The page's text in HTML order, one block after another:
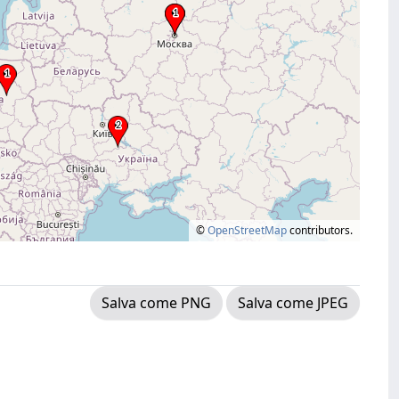
©OpenStreetMapcontributors.
Salva come PNG Salva come JPEG